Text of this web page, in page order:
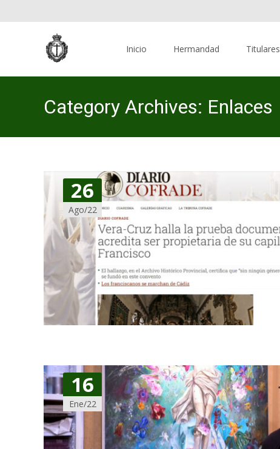
Inicio Hermandad Titulares
Category Archives: Enlaces
26
Ago/22
16
Ene/22